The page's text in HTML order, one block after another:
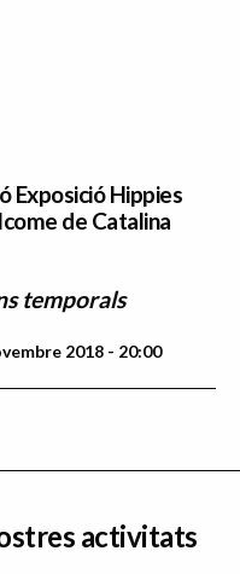
Exposició Hippies
de Catalina
temporals
2018 - 20:00
activitats